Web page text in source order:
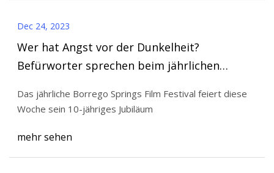
Dec 24, 2023
Wer hat Angst vor der Dunkelheit?
Befürworter sprechen beim jährlichen
Lichtverschmutzung
Das jährliche Borrego Springs Film Festival feiert diese
Woche sein 10-jähriges Jubiläum
mehr sehen